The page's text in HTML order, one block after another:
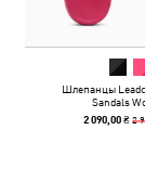
Шлепанцы
Sandals
2 090,00 ₴2